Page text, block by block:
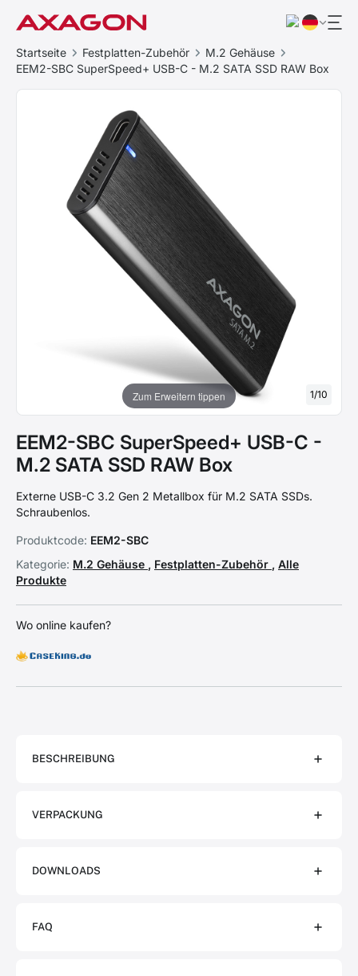
Startseite Festplatten-Zubehör
M.2 Gehäuse
EEM2-SBC SuperSpeed+ USB-C - M.2 SATA SSD RAW Box
Zum Erweitern tippen 1/10
EEM2-SBC SuperSpeed+ USB-C -
M.2 SATA SSD RAW Box
Externe USB-C 3.2 Gen 2 Metallbox für M.2 SATA SSDs.
Schraubenlos.
Produktcode: EEM2-SBC
Kategorie: M.2 Gehäuse , Festplatten-Zubehör , Alle
Produkte
Wo online kaufen?
BESCHREIBUNG
VERPACKUNG
DOWNLOADS
FAQ